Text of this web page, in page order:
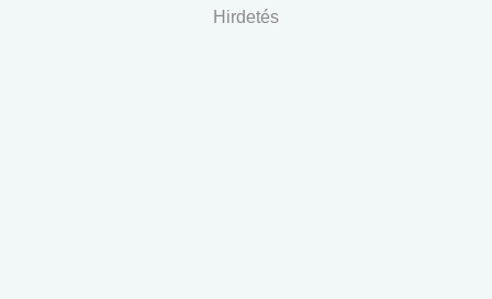
Hirdetés